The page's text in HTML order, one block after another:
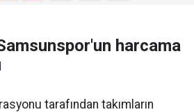
harcama
tarafından takımların